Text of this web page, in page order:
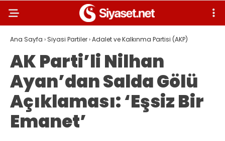
Ana Sayfa › Siyasi Partiler›Adalet ve Kalkınma Partisi (AKP)
AK Parti’li Nilhan
Ayan’dan Salda Gölü
Açıklaması: ‘Eşsiz Bir
Emanet’